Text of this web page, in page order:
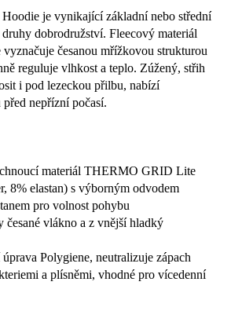
je vynikající základní nebo střední
dobrodružství. Fleecový materiál
česanou mřížkovou strukturou
reguluje vlhkost a teplo. Zúžený, střih
i pod lezeckou přilbu, nabízí
před nepřízní počasí.
materiál THERMO GRID Lite
8% elastan) s výborným odvodem
pro volnost pohybu
česané vlákno a z vnější hladký
Polygiene, neutralizuje zápach
a plísněmi, vhodné pro vícedenní